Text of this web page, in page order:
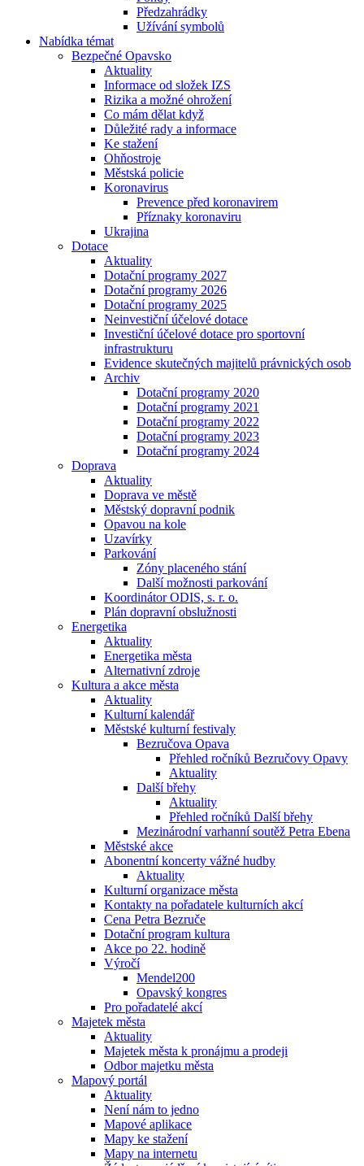
Předzahrádky
Užívání symbolů
Nabídka témat
Bezpečné Opavsko
Aktuality
Informace od složek IZS
Rizika a možné ohrožení
Co mám dělat když
Důležité rady a informace
Ke stažení
Ohňostroje
Městská policie
Koronavirus
Prevence před koronavirem
Příznaky koronaviru
Ukrajina
Dotace
Aktuality
Dotační programy 2027
Dotační programy 2026
Dotační programy 2025
Neinvestiční účelové dotace
Investiční účelové dotace pro sportovní
infrastrukturu
Evidence skutečných majitelů právnických osob
Archiv
Dotační programy 2020
Dotační programy 2021
Dotační programy 2022
Dotační programy 2023
Dotační programy 2024
Doprava
Aktuality
Doprava ve městě
Městský dopravní podnik
Opavou na kole
Uzavírky
Parkování
Zóny placeného stání
Další možnosti parkování
Koordinátor ODIS, s. r. o.
Plán dopravní obslužnosti
Energetika
Aktuality
Energetika města
Alternativní zdroje
Kultura a akce města
Aktuality
Kulturní kalendář
Městské kulturní festivaly
Bezručova Opava
Přehled ročníků Bezručovy Opavy
Aktuality
Další břehy
Aktuality
Přehled ročníků Další břehy
Mezinárodní varhanní soutěž Petra Ebena
Městské akce
Abonentní koncerty vážné hudby
Aktuality
Kulturní organizace města
Kontakty na pořadatele kulturních akcí
Cena Petra Bezruče
Dotační program kultura
Akce po 22. hodině
Výročí
Mendel200
Opavský kongres
Pro pořadatelé akcí
Majetek města
Aktuality
Majetek města k pronájmu a prodeji
Odbor majetku města
Mapový portál
Aktuality
Není nám to jedno
Mapové aplikace
Mapy ke stažení
Mapy na internetu